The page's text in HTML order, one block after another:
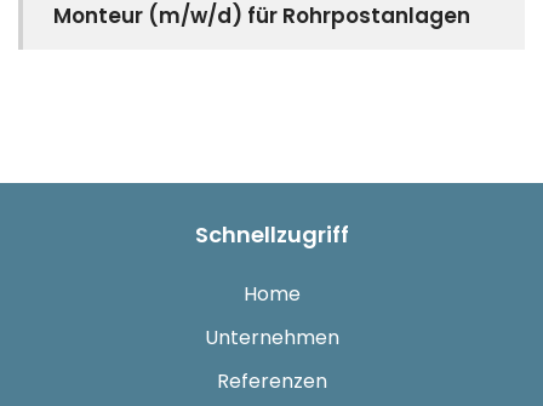
Monteur (m/w/d) für Rohrpostanlagen
Schnellzugriff
Home
Unternehmen
Referenzen